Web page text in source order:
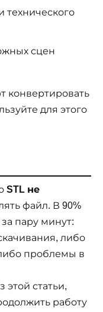
технического
сцен
конвертировать
для этого
STL не
файл. В 90%
пару минут:
либо
проблемы в
этой статьи,
работу